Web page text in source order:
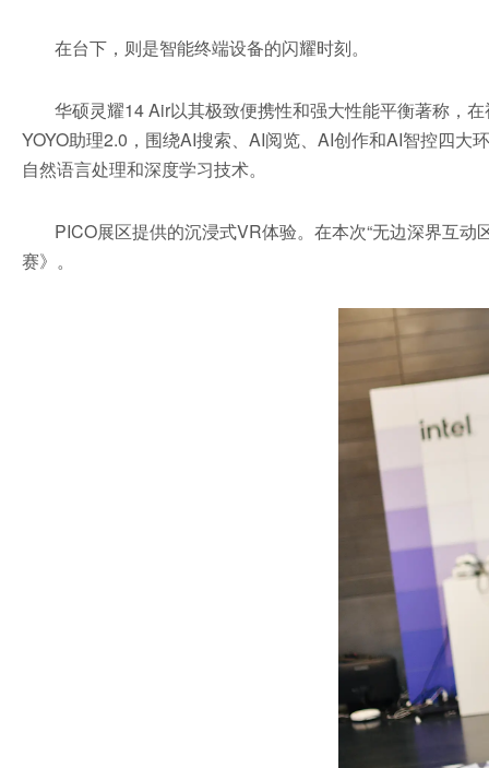
在台下，则是智能终端设备的闪耀时刻。
华硕灵耀14 Air以其极致便携性和强大性能平衡著称，
YOYO助理2.0，围绕AI搜索、AI阅览、AI创作和AI智控四大
自然语言处理和深度学习技术。
PICO展区提供的沉浸式VR体验。在本次“无边深界互
赛》。